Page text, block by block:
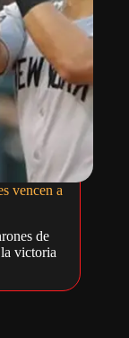
vencen a
de
victoria